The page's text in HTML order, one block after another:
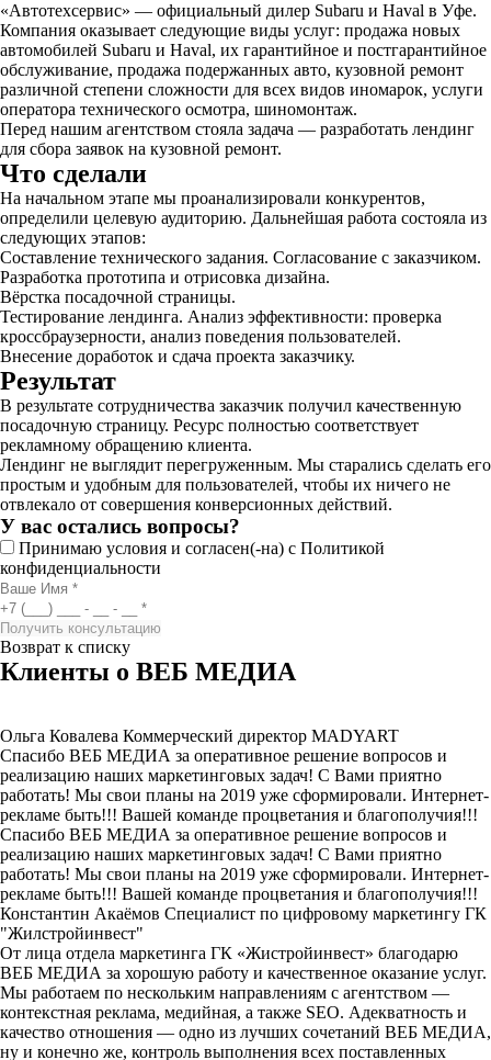
«Автотехсервис» — официальный дилер Subaru и Haval в Уфе.
Компания оказывает следующие виды услуг: продажа новых
автомобилей Subaru и Haval, их гарантийное и постгарантийное
обслуживание, продажа подержанных авто, кузовной ремонт
различной степени сложности для всех видов иномарок, услуги
оператора технического осмотра, шиномонтаж.
Перед нашим агентством стояла задача — разработать лендинг
для сбора заявок на кузовной ремонт.
Что сделали
На начальном этапе мы проанализировали конкурентов,
определили целевую аудиторию. Дальнейшая работа состояла из
следующих этапов:
Составление технического задания. Согласование с заказчиком.
Разработка прототипа и отрисовка дизайна.
Вёрстка посадочной страницы.
Тестирование лендинга. Анализ эффективности: проверка
кроссбраузерности, анализ поведения пользователей.
Внесение доработок и сдача проекта заказчику.
Результат
В результате сотрудничества заказчик получил качественную
посадочную страницу. Ресурс полностью соответствует
рекламному обращению клиента.
Лендинг не выглядит перегруженным. Мы старались сделать его
простым и удобным для пользователей, чтобы их ничего не
отвлекало от совершения конверсионных действий.
У вас остались вопросы?
Принимаю условия и согласен(-на) с Политикой
конфиденциальности
Возврат к списку
Клиенты о ВЕБ МЕДИА
Ольга Ковалева Коммерческий директор MADYART
Спасибо ВЕБ МЕДИА за оперативное решение вопросов и
реализацию наших маркетинговых задач! С Вами приятно
работать! Мы свои планы на 2019 уже сформировали. Интернет-
рекламе быть!!! Вашей команде процветания и благополучия!!!
Спасибо ВЕБ МЕДИА за оперативное решение вопросов и
реализацию наших маркетинговых задач! С Вами приятно
работать! Мы свои планы на 2019 уже сформировали. Интернет-
рекламе быть!!! Вашей команде процветания и благополучия!!!
Константин Акаёмов Специалист по цифровому маркетингу ГК
"Жилстройинвест"
От лица отдела маркетинга ГК «Жистройинвест» благодарю
ВЕБ МЕДИА за хорошую работу и качественное оказание услуг.
Мы работаем по нескольким направлениям с агентством —
контекстная реклама, медийная, а также SEO. Адекватность и
качество отношения — одно из лучших сочетаний ВЕБ МЕДИА,
ну и конечно же, контроль выполнения всех поставленных